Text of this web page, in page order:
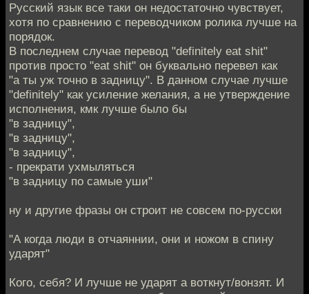
Русский язык все таки он недостаточно чувствует,
хотя по сравнению с переводчиком ролика лучше на
порядок.
В последнем случае перевод "definitely eat shit"
против просто "eat shit" он буквально перевел как
"а ты уж точно в задницу". В данном случае лучше
"definitely" как усиление желания, а не утверждение
исполнения, кмк лучше было бы
"в задницу",
"в задницу",
"в задницу",
- прекрати ухмыляться
"в задницу по самые уши"
ну и другие фразы он строит не совсем по-русски
"А когда люди в отчаяннии, они и ножом в спину
ударят"
Кого, себя? И лучше не ударят а воткнут/вонзят. И